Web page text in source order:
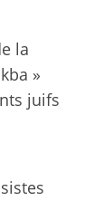
la
»
juifs